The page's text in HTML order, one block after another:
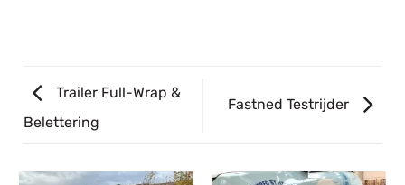
Trailer Full-Wrap &
Belettering
Fastned Testrijder